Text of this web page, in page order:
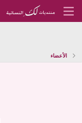
الأعضاء